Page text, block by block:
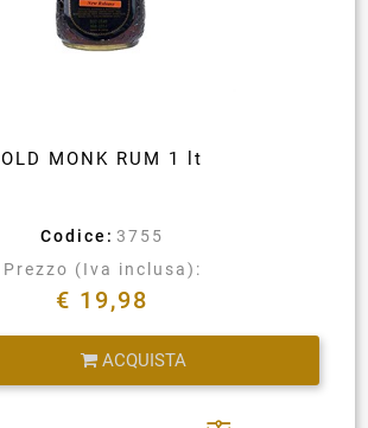
OLD MONK RUM 1 lt
Codice: 3755
Prezzo (Iva inclusa):
€ 19,98
ACQUISTA